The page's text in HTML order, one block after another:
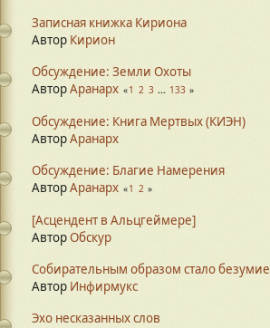
Записная книжка Кириона
Автор Кирион
Обсуждение: Земли Охоты
АвторАранарх 1 2 3 ... 133
Обсуждение: Книга Мертвых (КИЭН)
АвторАранарх
Обсуждение: Благие Намерения
АвторАранарх 1 2
[Асцендент в Альцгеймере]
АвторОбскур
Собирательным образом стало безумие
Автор Инфирмукс
Эхо несказанных слов